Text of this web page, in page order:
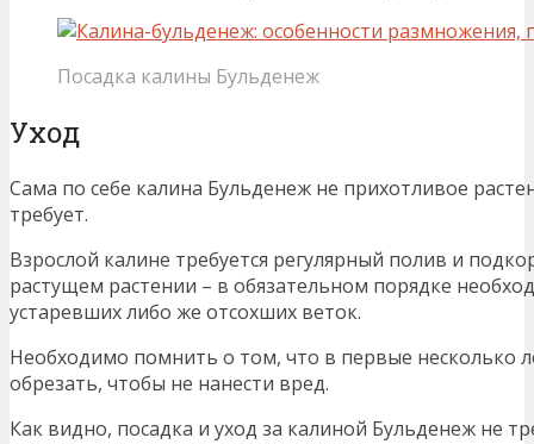
Посадка калины Бульденеж
Уход
Сама по себе калина Бульденеж не прихотливое
требует.
Взрослой калине требуется регулярный полив и
растущем растении – в обязательном порядке
устаревших либо же отсохших веток.
Необходимо помнить о том, что в первые несколько
обрезать, чтобы не нанести вред.
Как видно, посадка и уход за калиной Бульденеж не